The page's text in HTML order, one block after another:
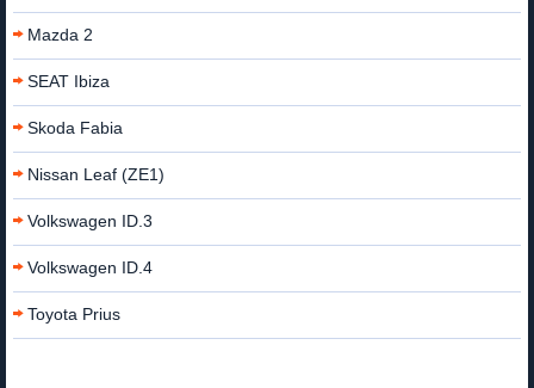
Mazda 2
SEAT Ibiza
Skoda Fabia
Nissan Leaf (ZE1)
Volkswagen ID.3
Volkswagen ID.4
Toyota Prius